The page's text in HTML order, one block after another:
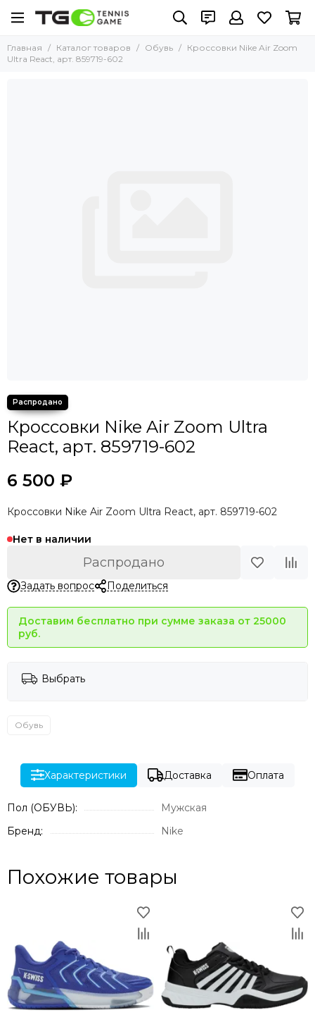
Главная Каталог товаров Обувь
Кроссовки Nike Air Zoom
Ultra React, арт. 859719-602
Кроссовки Nike Air Zoom Ultra
React, арт. 859719-602
6 500 ₽
Кроссовки Nike Air Zoom Ultra React, арт. 859719-602
Нет в наличии
Распродано
Задать вопрос Поделиться
Доставим бесплатно при сумме заказа от 25000
руб.
Выбрать
Обувь
Характеристики Доставка Оплата
Пол (ОБУВЬ):
Мужская
Бренд:
Nike
Похожие товары